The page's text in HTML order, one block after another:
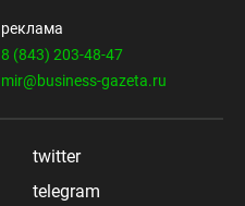
реклама
8 (843) 203-48-47
mir@business-gazeta.ru
twitter
telegram